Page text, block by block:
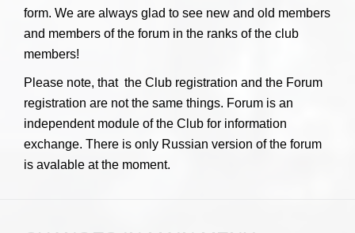
form. We are always glad to see new and old members
and members of the forum in the ranks of the club
members!
Please note, that the Club registration and the Forum
registration are not the same things. Forum is an
independent module of the Club for information
exchange. There is only Russian version of the forum
is avalable at the moment.